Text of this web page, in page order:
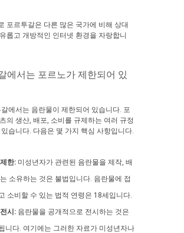
포르투갈은 다른 많은 국가에 비해 상대
롭고 개방적인 인터넷 환경을 자랑합니
에서는 포르노가 제한되어 있
에서는 음란물이 제한되어 있습니다. 포
의 생산, 배포, 소비를 규제하는 여러 규정
습니다. 다음은 몇 가지 핵심 사항입니다.
한: 미성년자가 관련된 음란물을 제작, 배
소유하는 것은 불법입니다. 음란물에 접
소비할 수 있는 법적 연령은 18세입니다.
시: 음란물을 공개적으로 전시하는 것은
니다. 여기에는 그러한 자료가 미성년자나